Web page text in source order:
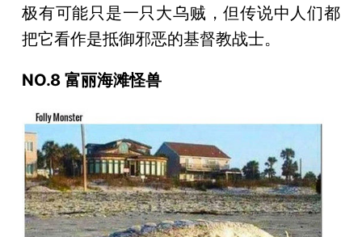
极有可能只是一只大乌贼，但传说中人们都
把它看作是抵御邪恶的基督教战士。
NO.8 富丽海滩怪兽